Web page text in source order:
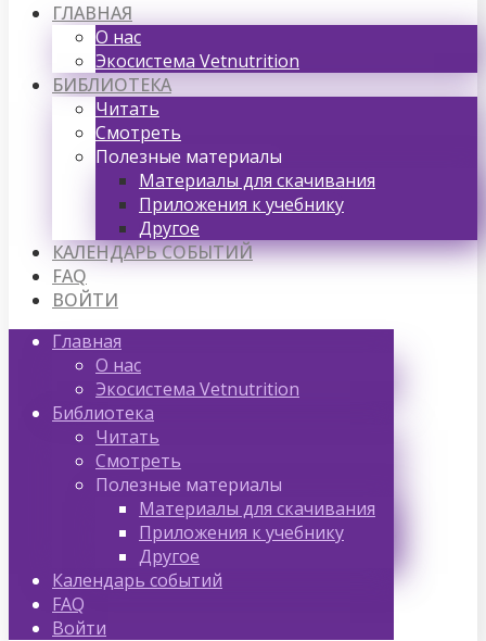
ГЛАВНАЯ
О нас
Экосистема Vetnutrition
БИБЛИОТЕКА
Читать
Смотреть
Полезные материалы
Материалы для скачивания
Приложения к учебнику
Другое
КАЛЕНДАРЬ СОБЫТИЙ
FAQ
ВОЙТИ
Главная
О нас
Экосистема Vetnutrition
Библиотека
Читать
Смотреть
Полезные материалы
Материалы для скачивания
Приложения к учебнику
Другое
Календарь событий
FAQ
Войти